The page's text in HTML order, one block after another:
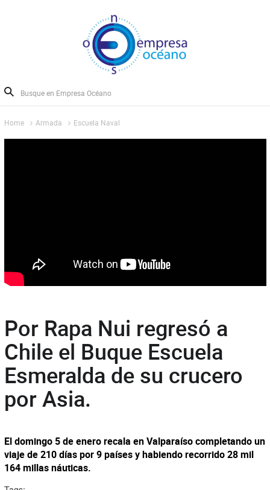
Home Armada Escuela Naval
Por Rapa Nui regresó a
Chile el Buque Escuela
Esmeralda de su crucero
por Asia.
El domingo 5 de enero recala en Valparaíso completando un
viaje de 210 días por 9 países y habiendo recorrido 28 mil
164 millas náuticas.